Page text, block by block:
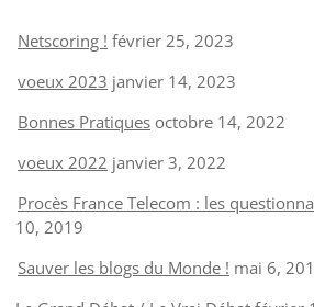
Netscoring ! février 25, 2023
voeux 2023 janvier 14, 2023
Bonnes Pratiques octobre 14, 2022
voeux 2022 janvier 3, 2022
Procès France Telecom : les
10, 2019
Sauver les blogs du Monde ! mai 6,